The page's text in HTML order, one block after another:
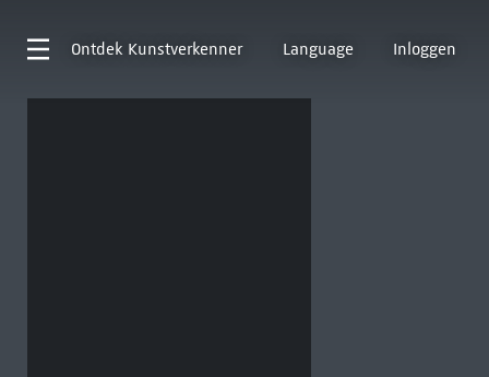
Ontdek Kunstverkenner Language Inloggen